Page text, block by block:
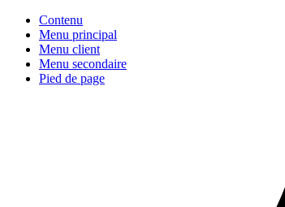
Contenu
Menu principal
Menu client
Menu secondaire
Pied de page